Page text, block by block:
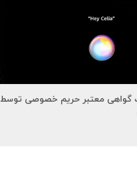
گواهی معتبر حریم خصوصی توسط